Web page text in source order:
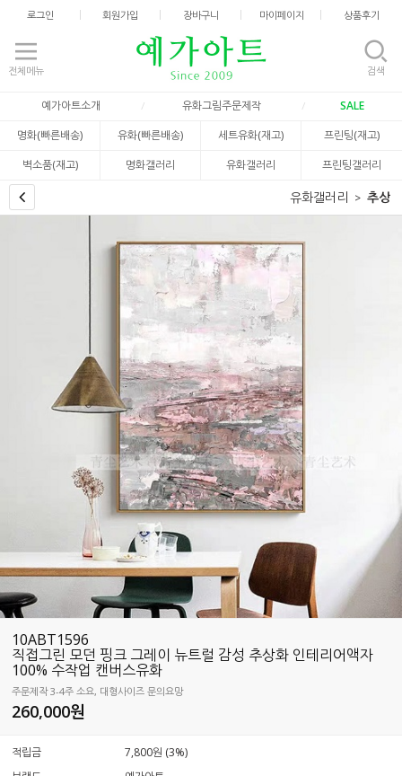
로그인 회원가입 장바구니 마이페이지 상품후기
전체메뉴 검색
예가아트소개 유화그림주문제작
SALE
명화(빠른배송)
유화(빠른배송) 세트유화(재고)
프린팅(재고)
벽소품(재고)
명화갤러리 유화갤러리 프린팅갤러리
유화갤러리 추상
10ABT1596
직접그린 모던 핑크 그레이 뉴트럴 감성 추상화 인테리어액자
100% 수작업 캔버스유화
주문제작 3-4주 소요, 대형사이즈 문의요망
260,000원
적립금
7,800원 (3%)